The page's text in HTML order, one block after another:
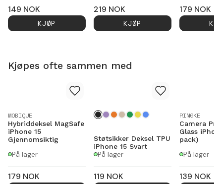
149 NOK
KJØP
219 NOK
KJØP
179 NOK
Kjøpes ofte sammen med
MOBIQUE
Hybriddeksel MagSafe
iPhone 15
Gjennomsiktig
På lager
179 NOK
Støtsikker Deksel TPU
iPhone 15 Svart
På lager
119 NOK
RINGKE
Camera
Glass
pack)
På lager
139 NOK